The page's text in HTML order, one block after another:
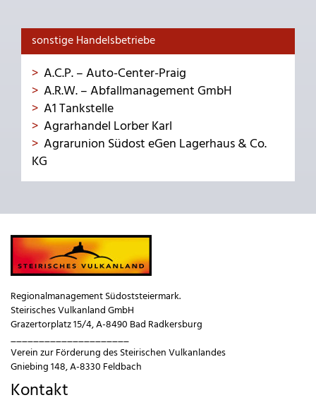
sonstige Handelsbetriebe
A.C.P. – Auto-Center-Praig
A.R.W. – Abfallmanagement GmbH
A1 Tankstelle
Agrarhandel Lorber Karl
Agrarunion Südost eGen Lagerhaus & Co.
KG
Regionalmanagement Südoststeiermark.
Steirisches Vulkanland GmbH
Grazertorplatz 15/4, A-8490 Bad Radkersburg
_____________________
Verein zur Förderung des Steirischen Vulkanlandes
Gniebing 148, A-8330 Feldbach
Kontakt